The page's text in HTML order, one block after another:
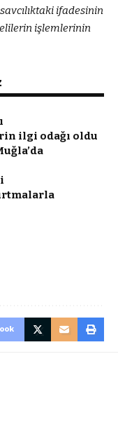
ifadesinin
işlemlerinin
ilgi odağı oldu